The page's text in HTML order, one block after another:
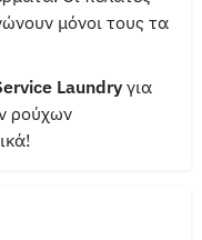
μόνοι τους τα
Laundryγια
ρούχων